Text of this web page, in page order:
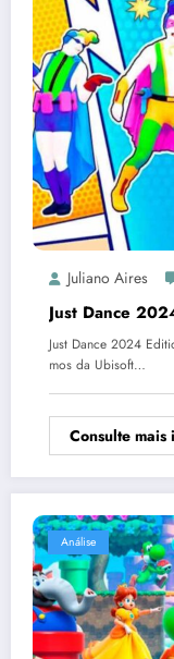
Juliano Aires
Just Dance
Just Dance 2024
mos da Ubisoft…
Consulte mais
Análise